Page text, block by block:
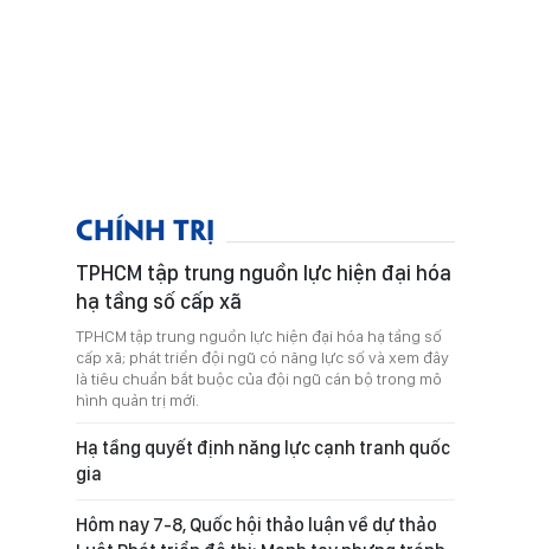
CHÍNH TRỊ
TPHCM tập trung nguồn lực hiện đại hóa
hạ tầng số cấp xã
TPHCM tập trung nguồn lực hiện đại hóa hạ tầng số
cấp xã; phát triển đội ngũ có năng lực số và xem đây
là tiêu chuẩn bắt buộc của đội ngũ cán bộ trong mô
hình quản trị mới.
Hạ tầng quyết định năng lực cạnh tranh quốc
gia
Hôm nay 7-8, Quốc hội thảo luận về dự thảo